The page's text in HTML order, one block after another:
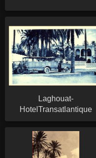
Laghouat-
HotelTransatlantique